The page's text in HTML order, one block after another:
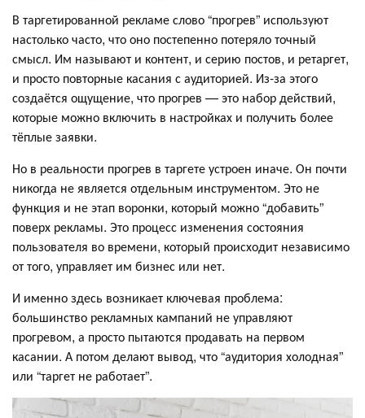
В таргетированной рекламе слово “прогрев” используют
настолько часто, что оно постепенно потеряло точный
смысл. Им называют и контент, и серию постов, и ретаргет,
и просто повторные касания с аудиторией. Из-за этого
создаётся ощущение, что прогрев — это набор действий,
которые можно включить в настройках и получить более
тёплые заявки.
Но в реальности прогрев в таргете устроен иначе. Он почти
никогда не является отдельным инструментом. Это не
функция и не этап воронки, который можно “добавить”
поверх рекламы. Это процесс изменения состояния
пользователя во времени, который происходит независимо
от того, управляет им бизнес или нет.
И именно здесь возникает ключевая проблема:
большинство рекламных кампаний не управляют
прогревом, а просто пытаются продавать на первом
касании. А потом делают вывод, что “аудитория холодная”
или “таргет не работает”.